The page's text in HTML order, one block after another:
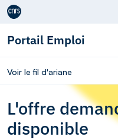
Aller au contenu
Portail Emploi
Voir le fil d'ariane
L'offre
disponible